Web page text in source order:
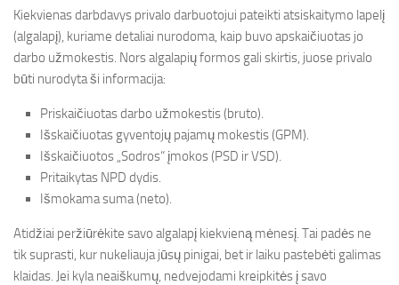
Kiekvienas darbdavys privalo darbuotojui pateikti atsiskaitymo lapelį
(algalapį), kuriame detaliai nurodoma, kaip buvo apskaičiuotas jo
darbo užmokestis. Nors algalapių formos gali skirtis, juose privalo
būti nurodyta ši informacija:
Priskaičiuotas darbo užmokestis (bruto).
Išskaičiuotas gyventojų pajamų mokestis (GPM).
Išskaičiuotos „Sodros“ įmokos (PSD ir VSD).
Pritaikytas NPD dydis.
Išmokama suma (neto).
Atidžiai peržiūrėkite savo algalapį kiekvieną mėnesį. Tai padės ne
tik suprasti, kur nukeliauja jūsų pinigai, bet ir laiku pastebėti galimas
klaidas. Jei kyla neaiškumų, nedvejodami kreipkitės į savo